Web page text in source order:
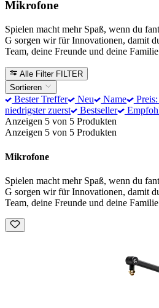
Mikrofone
Spielen macht mehr Spaß, wenn du
G sorgen wir für Innovationen, damit
Team, deine Freunde und deine
Alle Filter FILTER
Sortieren
Bester Treffer Neu Name Preis:
niedrigster zuerst
Bestseller
Anzeigen 5 von 5 Produkten
Anzeigen 5 von 5 Produkten
Mikrofone
Spielen macht mehr Spaß, wenn du
G sorgen wir für Innovationen, damit
Team, deine Freunde und deine